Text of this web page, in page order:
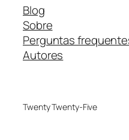
Blog
Sobre
Perguntas
Autores
Twenty Twenty-Five